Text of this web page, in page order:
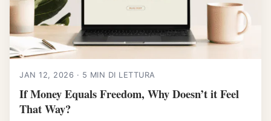
JAN 12, 2026 · 5 MIN DI LETTURA
If Money Equals Freedom, Why Doesn’t it Feel
That Way?